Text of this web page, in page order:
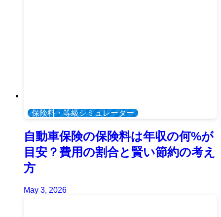
保険料・等級シミュレーター
自動車保険の保険料は年収の何%が
目安？費用の割合と賢い節約の考え
方
May 3, 2026